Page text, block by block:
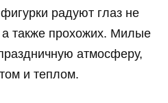
радуют глаз не
а также прохожих. Милые
атмосферу,
и теплом.